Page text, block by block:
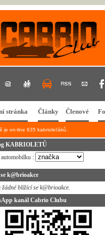
stránka Články Členové
je on-line 635 kabrioleťáků.
KABRIOLETŮ
:
k@brioakce
žádné blížící se k@brioakce.
kanál Cabrio Clubu